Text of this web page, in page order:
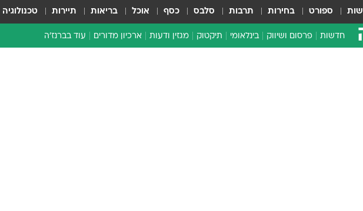
ספורט בחירות תרבות סלבס כסף אוכל בריאות תיירות טכנולוגיה
חדשות פרסום ושיווק בינלאומי תיקטוק מגזין ודעות ארכיון מדורים עוד בברנז'ה